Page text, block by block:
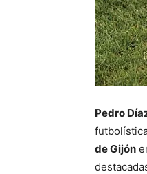
Pedro
de Gijón